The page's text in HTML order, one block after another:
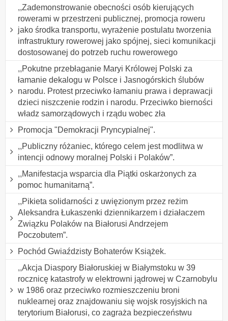
,,Zademonstrowanie obecności osób kierujących
rowerami w przestrzeni publicznej, promocja roweru
jako środka transportu, wyrażenie postulatu tworzenia
infrastruktury rowerowej jako spójnej, sieci komunikacji
dostosowanej do potrzeb ruchu rowerowego
,,Pokutne przebłaganie Maryi Królowej Polski za
łamanie dekalogu w Polsce i Jasnogórskich ślubów
narodu. Protest przeciwko łamaniu prawa i deprawacji
dzieci niszczenie rodzin i narodu. Przeciwko bierności
władz samorządowych i rządu wobec zła
Promocja "Demokracji Pryncypialnej".
,,Publiczny różaniec, którego celem jest modlitwa w
intencji odnowy moralnej Polski i Polaków”.
,,Manifestacja wsparcia dla Piątki oskarżonych za
pomoc humanitarną”.
,,Pikieta solidarności z uwięzionym przez reżim
Aleksandra Łukaszenki dziennikarzem i działaczem
Związku Polaków na Białorusi Andrzejem
Poczobutem”.
Pochód Gwiaździsty Bohaterów Książek.
,,Akcja Diaspory Białoruskiej w Białymstoku w 39
rocznicę katastrofy w elektrowni jądrowej w Czarnobylu
w 1986 oraz przeciwko rozmieszczeniu broni
nuklearnej oraz znajdowaniu się wojsk rosyjskich na
terytorium Białorusi, co zagraża bezpieczeństwu